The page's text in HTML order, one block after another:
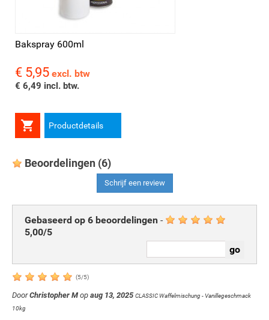
Bakspray 600ml
Prijs
€ 5,95 excl. btw
€ 6,49 incl. btw.
 Productdetails
Beoordelingen (6)
Schrijf een review
Gebaseerd op 6 beoordelingen -
5,00/5
(5/5)
DoorChristopher M op aug 13, 2025 CLASSIC Waffelmischung - Vanillegeschmack
10kg